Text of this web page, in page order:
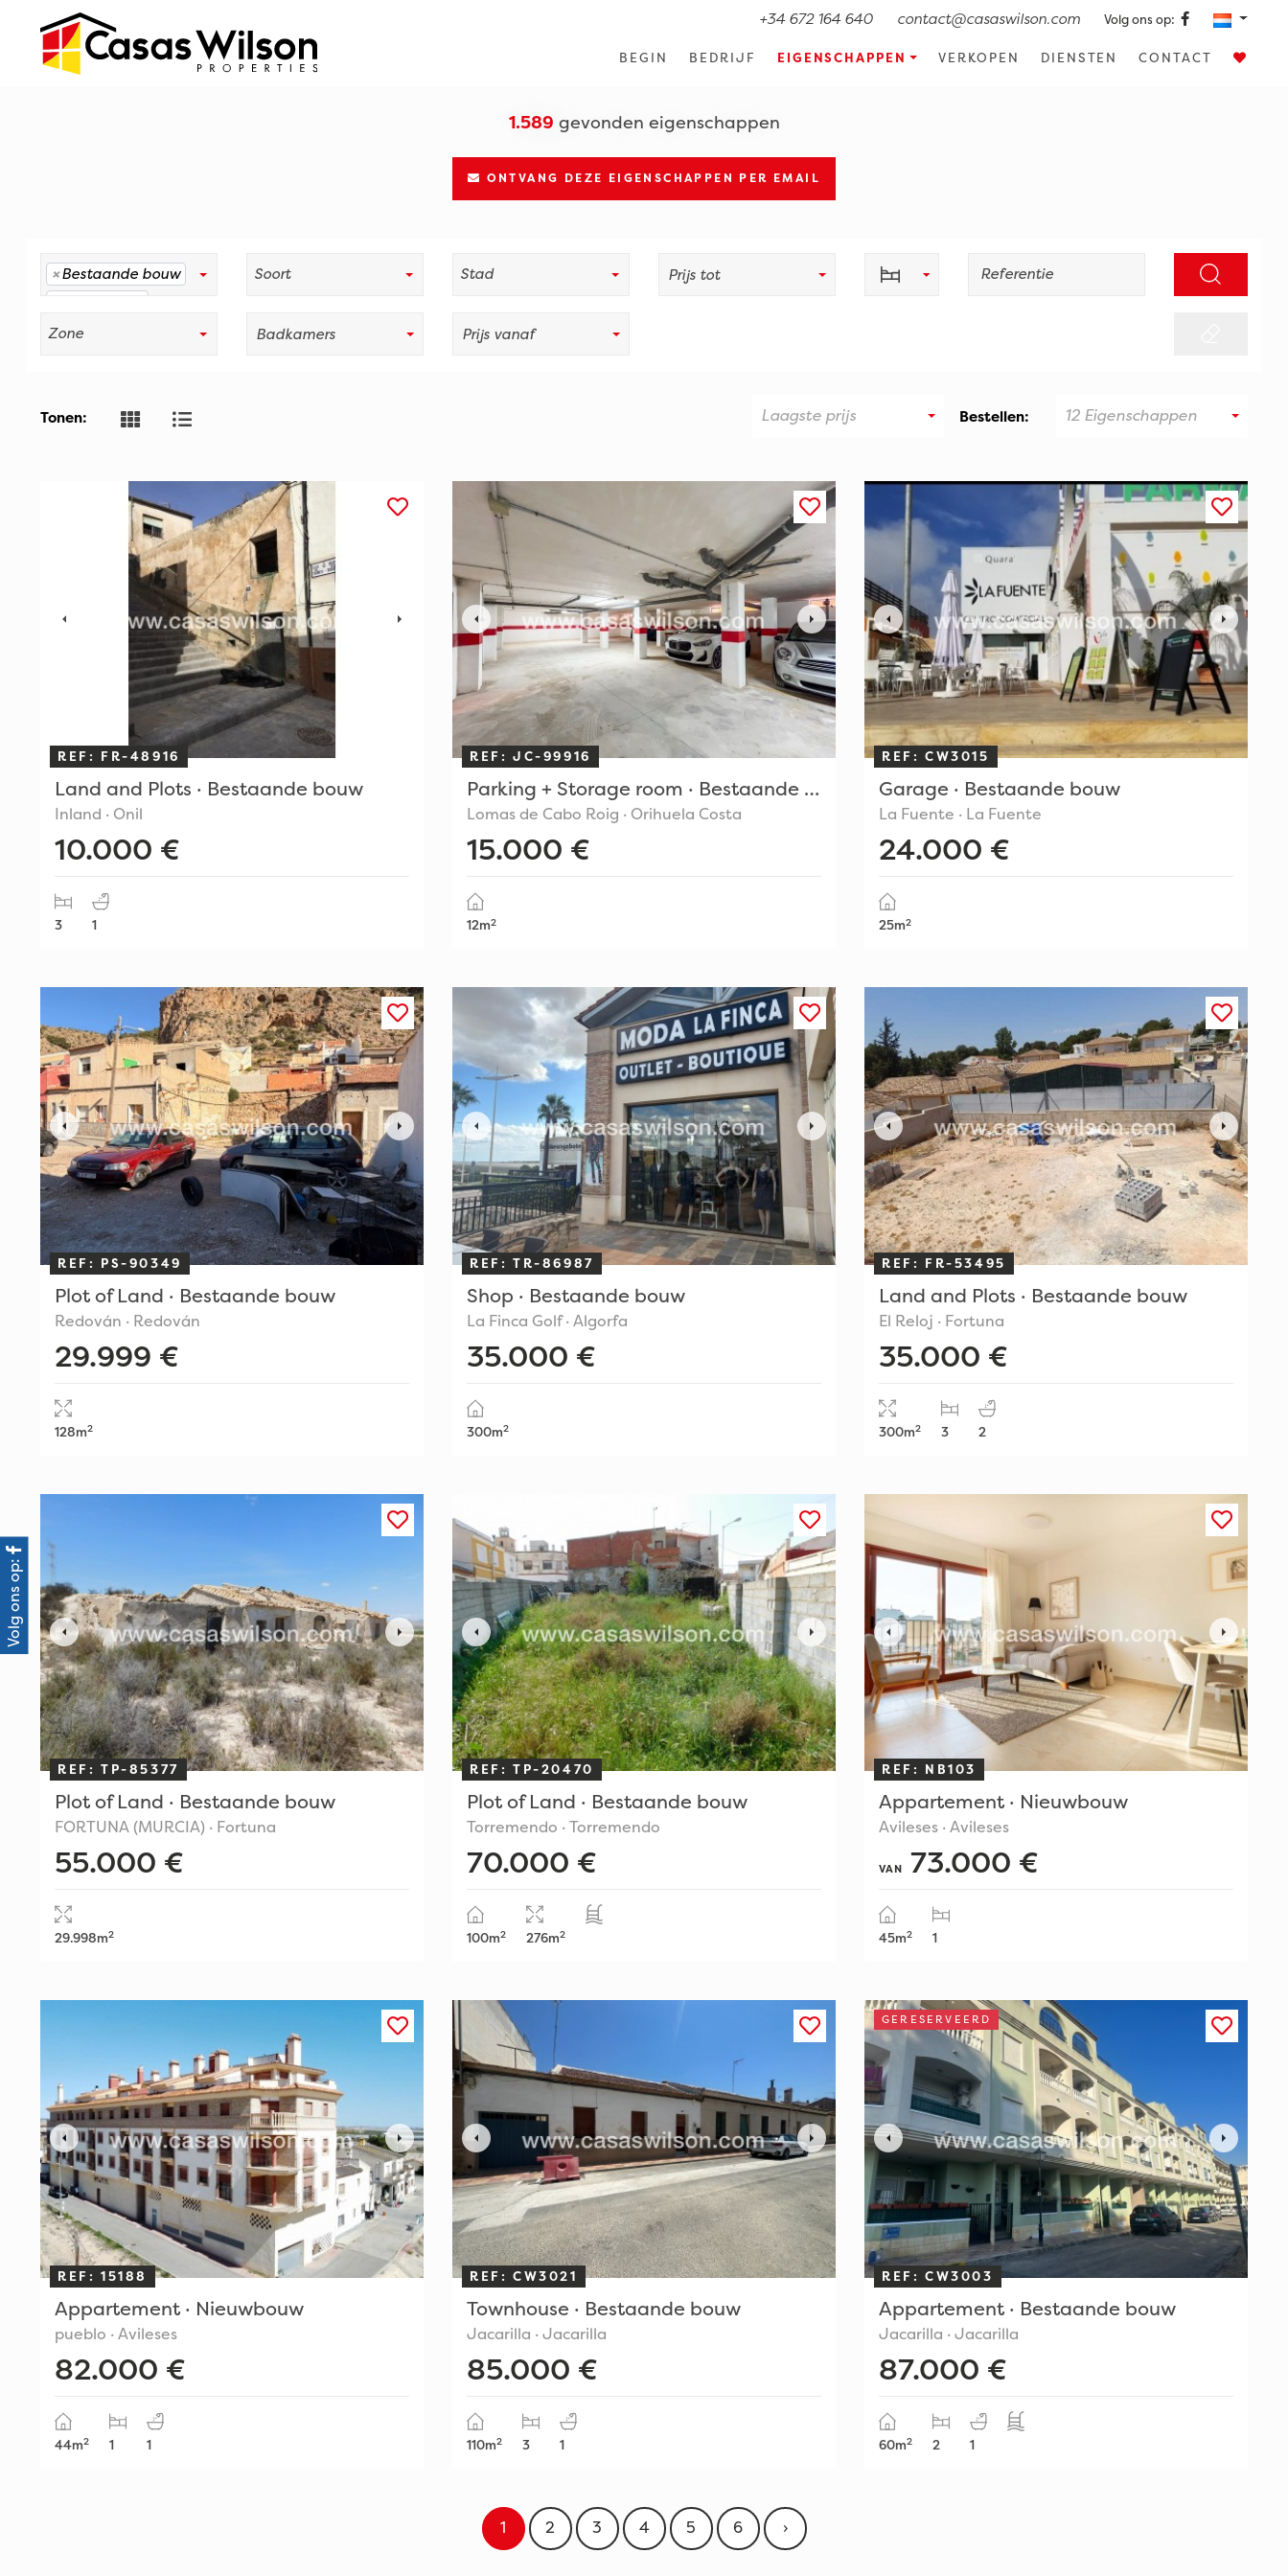
Volg ons op:
contact@casaswilson.com
+34 672 164 640
BEGIN BEDRIJF EIGENSCHAPPEN VERKOPEN DIENSTEN CONTACT
1.589 gevonden eigenschappen
ONTVANG DEZE EIGENSCHAPPEN PER EMAIL
×Bestaande bouw
Prijs tot
Badkamers Prijs vanaf
Tonen: 12 Eigenschappen
Bestellen:
Laagste prijs
REF: FR-48916
Land and Plots · Bestaande bouw
Inland · Onil
10.000 €
3 1
REF: JC-99916
Parking + Storage room · Bestaande bouw
Lomas de Cabo Roig · Orihuela Costa
15.000 €
12m2
REF: CW3015
Garage · Bestaande bouw
La Fuente · La Fuente
24.000 €
25m2
REF: PS-90349
Plot of Land · Bestaande bouw
Redován · Redován
29.999 €
128m2
REF: TR-86987
Shop · Bestaande bouw
La Finca Golf · Algorfa
35.000 €
300m2
REF: FR-53495
Land and Plots · Bestaande bouw
El Reloj · Fortuna
35.000 €
300m2 3 2
REF: TP-85377
Plot of Land · Bestaande bouw
FORTUNA (MURCIA) · Fortuna
55.000 €
29.998m2
REF: TP-20470
Plot of Land · Bestaande bouw
Torremendo · Torremendo
70.000 €
100m2 276m2
REF: NB103
Appartement · Nieuwbouw
Avileses · Avileses
VAN 73.000 €
45m2 1
REF: 15188
Appartement · Nieuwbouw
pueblo · Avileses
82.000 €
44m2 1 1
REF: CW3021
Townhouse · Bestaande bouw
Jacarilla · Jacarilla
85.000 €
110m2 3 1
GERESERVEERD
REF: CW3003
Appartement · Bestaande bouw
Jacarilla · Jacarilla
87.000 €
60m2 2 1
1 2 3 4 5 6 ›
Volg ons op: